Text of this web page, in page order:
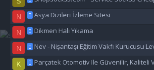
N Asya Dizileri İzleme Sitesi
N Dikmen Halı Yıkama
N Nev - Nişantaşı Eğitim Vakfı Kurucusu Levent
K Parçatek Otomotiv Ile Güvenilir, Kaliteli Ve Hızlı